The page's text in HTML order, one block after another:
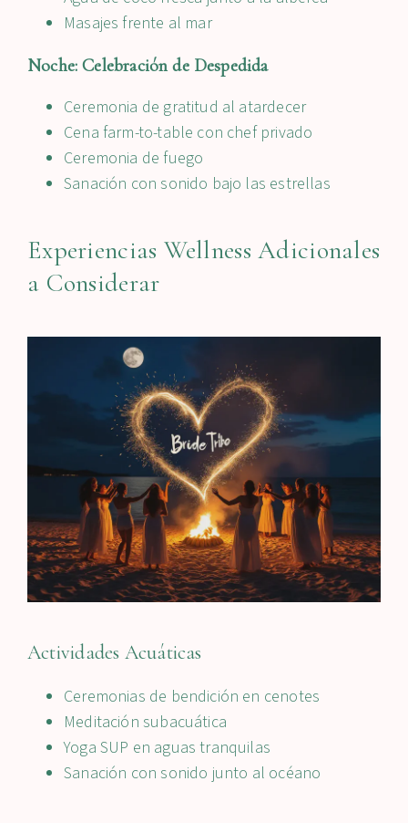
Masajes frente al mar
Noche: Celebración de Despedida
Ceremonia de gratitud al atardecer
Cena farm-to-table con chef privado
Ceremonia de fuego
Sanación con sonido bajo las estrellas
Experiencias Wellness Adicionales
a Considerar
Actividades Acuáticas
Ceremonias de bendición en cenotes
Meditación subacuática
Yoga SUP en aguas tranquilas
Sanación con sonido junto al océano